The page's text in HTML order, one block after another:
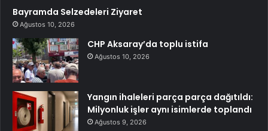
Bayramda Selzedeleri Ziyaret
Ağustos 10, 2026
CHP Aksaray’da toplu istifa
Ağustos 10, 2026
Yangın ihaleleri parça parça dağıtıldı:
Milyonluk işler aynı isimlerde toplandı
Ağustos 9, 2026